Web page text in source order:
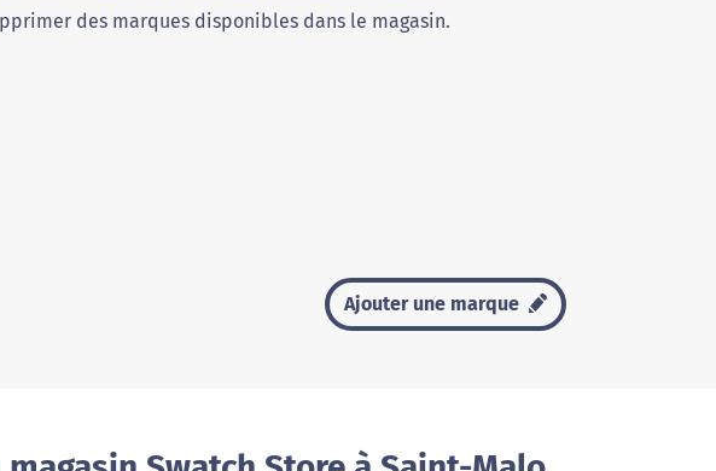
des marques disponibles dans le magasin.
Ajouter une marque